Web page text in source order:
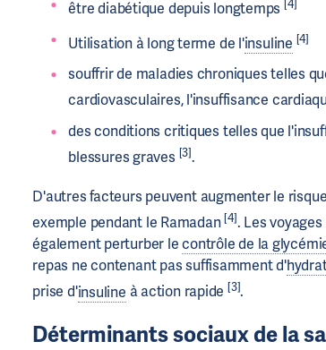
être diabétique depuis longtemps[4]
Utilisation à long terme de l'insuline [4]
souffrir de maladies chroniques telles
cardiovasculaires, l'insuffisance
des conditions critiques telles que
blessures graves [3].
D'autres facteurs peuvent augmenter le
exemple pendant le Ramadan[4]. Les
également perturber lecontrôle de la
repas ne contenant pas suffisamment d'
prise d'insuline à action rapide[3].
Déterminants sociaux de la